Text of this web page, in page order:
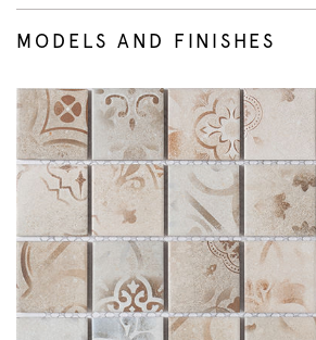
MODELS AND FINISHES